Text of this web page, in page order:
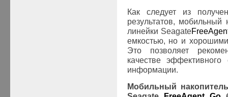
Как следует из
результатов, мобильный
линейки Seagate
емкостью, но и
Это позволяет
качестве
информации.
Мобильный